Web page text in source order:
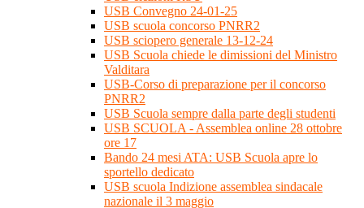
USB Convegno 24-01-25
USB scuola concorso PNRR2
USB sciopero generale 13-12-24
USB Scuola chiede le dimissioni del Ministro
Valditara
USB-Corso di preparazione per il concorso
PNRR2
USB Scuola sempre dalla parte degli studenti
USB SCUOLA - Assemblea online 28 ottobre
ore 17
Bando 24 mesi ATA: USB Scuola apre lo
sportello dedicato
USB scuola Indizione assemblea sindacale
nazionale il 3 maggio